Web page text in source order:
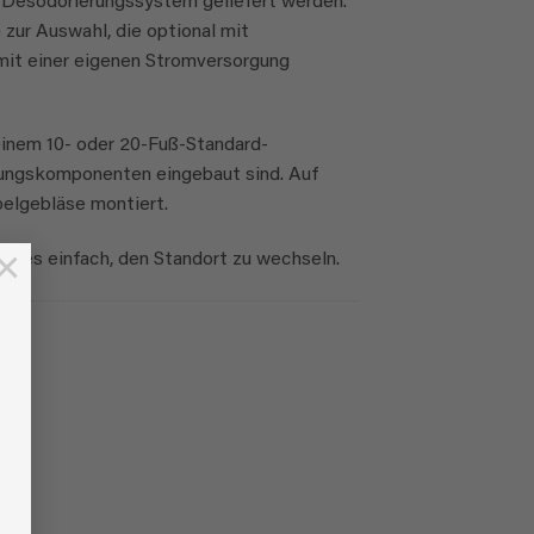
Auswahl, die optional mit
einer eigenen Stromversorgung
10- oder 20-Fuß-Standard-
eingebaut sind. Auf
montiert.
es einfach, den Standort zu wechseln.